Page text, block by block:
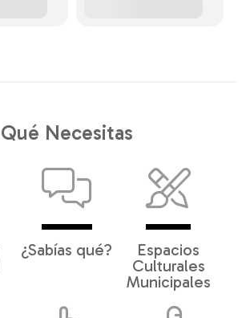
Qué Necesitas
¿Sabías qué?
Espacios
Culturales
Municipales